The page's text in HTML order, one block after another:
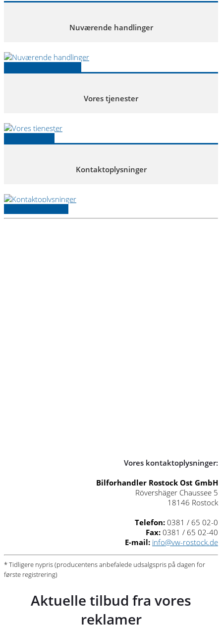
Nuværende handlinger
Vores tjenester
Kontaktoplysninger
Vores kontaktoplysninger:
Bilforhandler Rostock Ost GmbH
Rövershäger Chaussee 5
18146 Rostock
Telefon: 0381 / 65 02-0
Fax: 0381 / 65 02-40
E-mail: info@vw-rostock.de
* Tidligere nypris (producentens anbefalede udsalgspris på dagen for
første registrering)
Aktuelle tilbud fra vores
reklamer